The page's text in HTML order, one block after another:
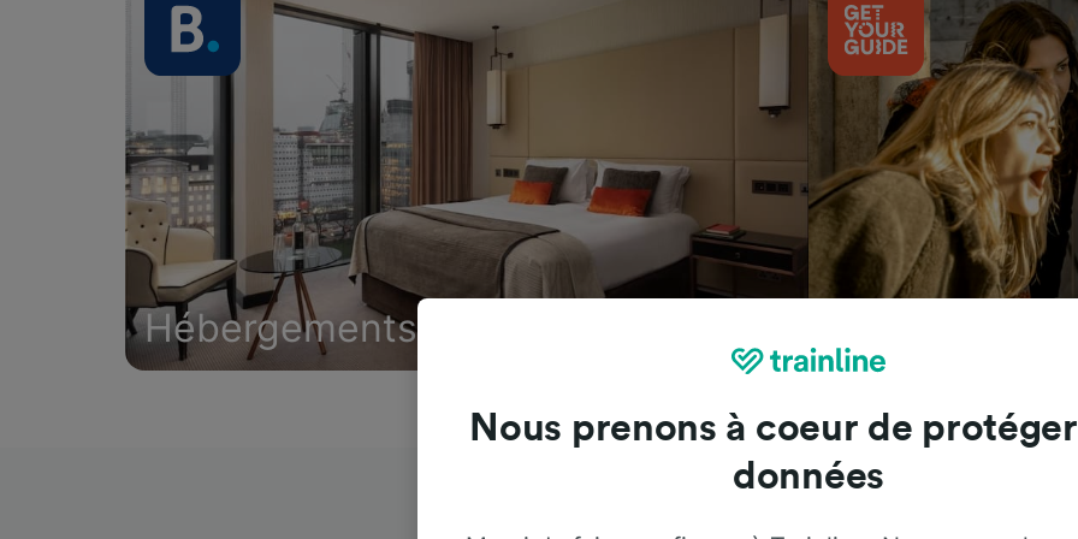
Hébergements
Trainline : l'avis de nos clients
Nous prenons à coeur de
données